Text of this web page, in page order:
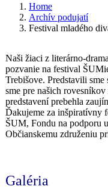
Home
Archív podujatí
Festival mladého
Naši žiaci z literárno-
pozvanie na festival
Trebišove. Predstavili sme
sme pre našich
predstavení prebehla
Ďakujeme za inšpiratívny
ŠUM, Fondu na podporu
Občianskemu združeniu
Galéria